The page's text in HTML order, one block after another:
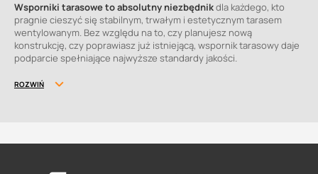
Wsporniki tarasowe to absolutny niezbędnikdla każdego, kto
pragnie cieszyć się stabilnym, trwałym i estetycznym tarasem
wentylowanym. Bez względu na to, czy planujesz nową
konstrukcję, czy poprawiasz już istniejącą, wspornik tarasowy daje
podparcie spełniające najwyższe standardy jakości.
Czym są wsporniki tarasowe?
wykończeniowej tarasów i balkonów.Podstawki pod płyty
ROZWIŃ